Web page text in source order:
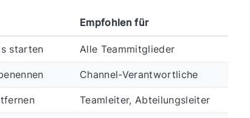
Empfohlen für
starten Alle Teammitglieder
Channel-Verantwortliche
Teamleiter, Abteilungsleiter